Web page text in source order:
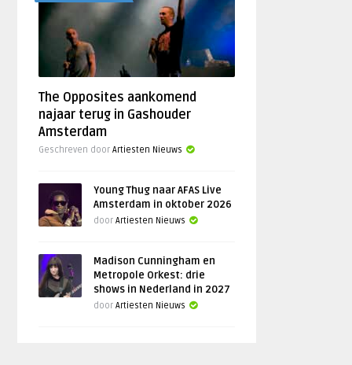
The Opposites aankomend
najaar terug in Gashouder
Amsterdam
Geschreven doorArtiesten Nieuws
Young Thug naar AFAS Live
Amsterdam in oktober 2026
doorArtiesten Nieuws
Madison Cunningham en
Metropole Orkest: drie
shows in Nederland in 2027
doorArtiesten Nieuws